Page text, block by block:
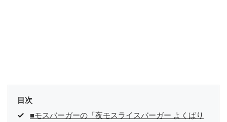
目次
■モスバーガーの「夜モスライスバーガー よくばり